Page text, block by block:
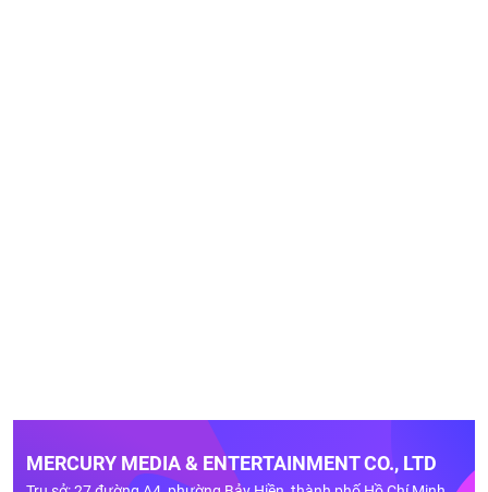
MERCURY MEDIA & ENTERTAINMENT CO., LTD